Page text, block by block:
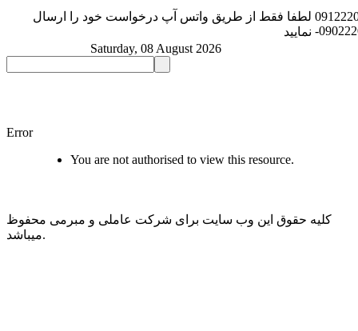
لطفا فقط از طریق واتس آپ درخواست خود را ارسال
نمایید -
Saturday, 08 August 2026
Error
You are not authorised to view this resource.
کلیه حقوق این وب سایت برای شرکت عاملی و مبرمی محفوظ
میباشد.